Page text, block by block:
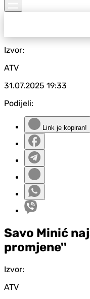
Izvor:
ATV
31.07.2025 19:33
Podijeli:
Link je kopiran!
Savo Minić
promjene''
Izvor:
ATV